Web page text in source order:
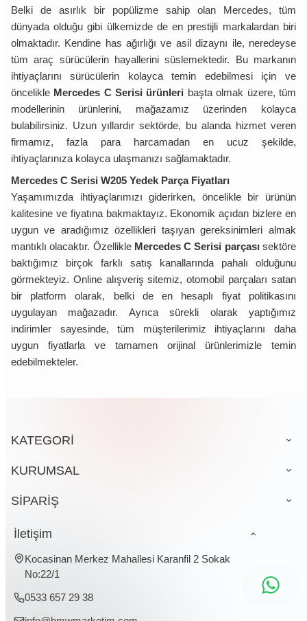
Belki de asırlık bir popülizme sahip olan Mercedes, tüm
dünyada olduğu gibi ülkemizde de en prestijli markalardan biri
olmaktadır. Kendine has ağırlığı ve asil dizaynı ile, neredeyse
tüm araç sürücülerin hayallerini süslemektedir. Bu markanın
ihtiyaçlarını sürücülerin kolayca temin edebilmesi için ve
öncelikle Mercedes C Serisi ürünleri başta olmak üzere, tüm
modellerinin ürünlerini, mağazamız üzerinden kolayca
bulabilirsiniz. Uzun yıllardır sektörde, bu alanda hizmet veren
firmamız, fazla para harcamadan en ucuz şekilde,
ihtiyaçlarınıza kolayca ulaşmanızı sağlamaktadır.
Mercedes C Serisi W205 Yedek Parça Fiyatları
Yaşamımızda ihtiyaçlarımızı giderirken, öncelikle bir ürünün
kalitesine ve fiyatına bakmaktayız. Ekonomik açıdan bizlere en
uygun ve aradığımız özellikleri taşıyan gereksinimleri almak
mantıklı olacaktır. Özellikle Mercedes C Serisi parçasısektöre
baktığımız birçok farklı satış kanallarında pahalı olduğunu
görmekteyiz. Online alışveriş sitemiz, otomobil parçaları satan
bir platform olarak, belki de en hesaplı fiyat politikasını
uygulayan mağazadır. Ayrıca sürekli olarak yaptığımız
indirimler sayesinde, tüm müşterilerimiz ihtiyaçlarını daha
uygun fiyatlarla ve tamamen orijinal ürünlerimizle temin
edebilmekteler.
KATEGORİ
KURUMSAL
SİPARİŞ
İletişim
Kocasinan Merkez Mahallesi Karanfil 2 Sokak
No:22/1
0533 657 29 38